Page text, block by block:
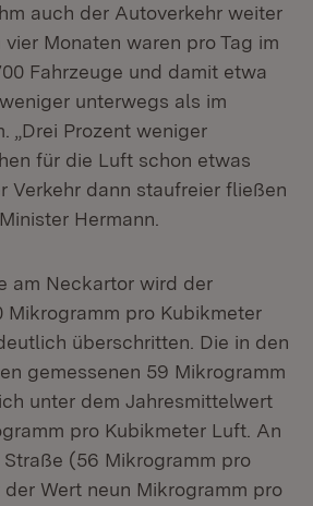
auch der Autoverkehr weiter
Monaten waren pro Tag im
Fahrzeuge und damit etwa
unterwegs als im
„Drei Prozent weniger
für die Luft schon etwas
Verkehr dann staufreier fließen
Hermann.
am Neckartor wird der
Mikrogramm pro Kubikmeter
überschritten. Die in den
gemessenen 59 Mikrogramm
unter dem Jahresmittelwert
pro Kubikmeter Luft. An
(56 Mikrogramm pro
Wert neun Mikrogramm pro